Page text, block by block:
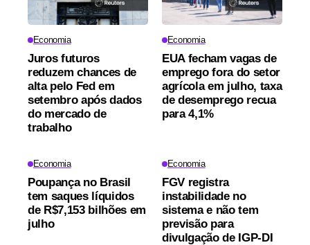
Economia
Juros futuros
reduzem chances de
alta pelo Fed em
setembro após dados
do mercado de
trabalho
Economia
EUA fecham vagas de
emprego fora do setor
agrícola em julho, taxa
de desemprego recua
para 4,1%
Economia
Poupança no Brasil
tem saques líquidos
de R$7,153 bilhões em
julho
Economia
FGV registra
instabilidade no
sistema e não tem
previsão para
divulgação de IGP-DI